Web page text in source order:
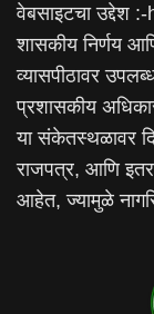
वेबसाइटचा उद्देश
शासकीय निर्णय
व्यासपीठावर
प्रशासकीय
या संकेतस्थळावर
राजपत्र, आणि
आहेत, ज्यामुळे